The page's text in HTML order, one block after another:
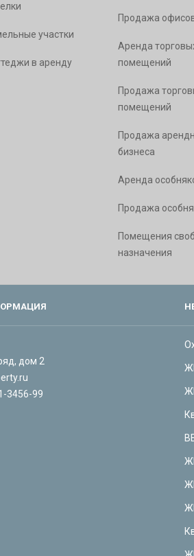
участки
в аренду
Продажа
Аренда
помещений
Продажа
помещений
Продажа
бизнеса
Аренда
Продажа
Помещения
назначения
дом 2
3456-99